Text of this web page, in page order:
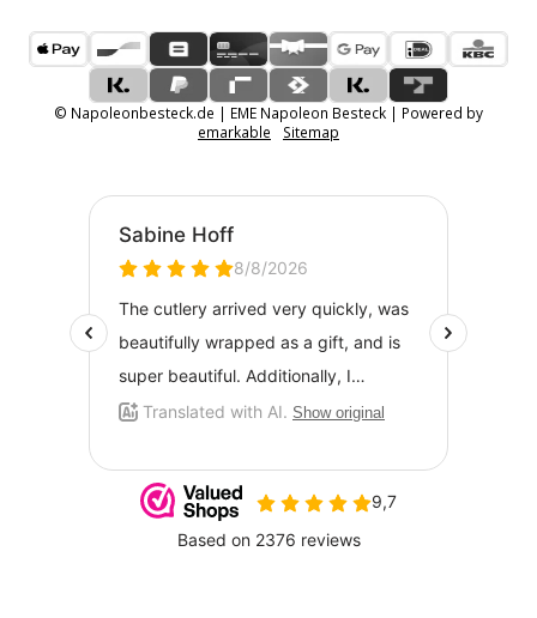
© Napoleonbesteck.de | EME Napoleon Besteck | Powered by
emarkable
Sitemap